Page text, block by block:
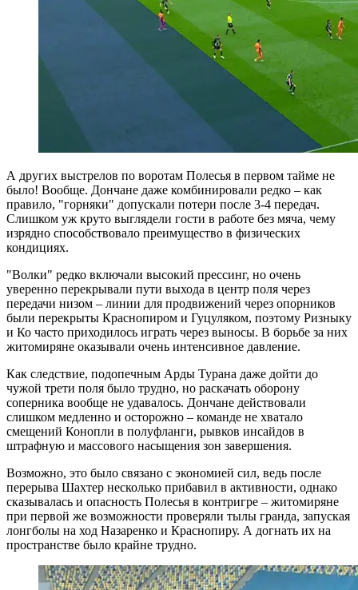
А других выстрелов по воротам Полесья в первом тайме не
было! Вообще. Дончане даже комбинировали редко – как
правило, "горняки" допускали потери после 3-4 передач.
Слишком уж круто выглядели гости в работе без мяча, чему
изрядно способствовало преимущество в физических
кондициях.
"Волки" редко включали высокий прессинг, но очень
уверенно перекрывали пути выхода в центр поля через
передачи низом – линии для продвижений через опорников
были перекрыты Краснопиром и Гуцуляком, поэтому Ризныку
и Ко часто приходилось играть через выносы. В борьбе за них
житомиряне оказывали очень интенсивное давление.
Как следствие, подопечным Арды Турана даже дойти до
чужой трети поля было трудно, но раскачать оборону
соперника вообще не удавалось. Дончане действовали
слишком медленно и осторожно – команде не хватало
смещений Конопли в полуфланги, рывков инсайдов в
штрафную и массового насыщения зон завершения.
Возможно, это было связано с экономией сил, ведь после
перерыва Шахтер несколько прибавил в активности, однако
сказывалась и опасность Полесья в контригре – житомиряне
при первой же возможности проверяли тылы гранда, запуская
лонгболы на ход Назаренко и Краснопиру. А догнать их на
пространстве было крайне трудно.